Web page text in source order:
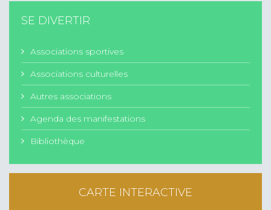
SE DIVERTIR
Associations sportives
Associations culturelles
Autres associations
Agenda des manifestations
Bibliothèque
CARTE INTERACTIVE